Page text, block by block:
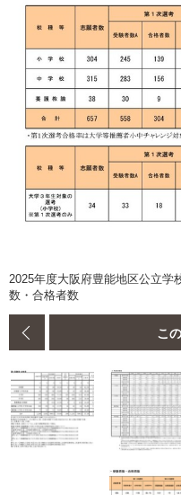
2025年度大阪府豊能地区公立学
数・合格者数
こ